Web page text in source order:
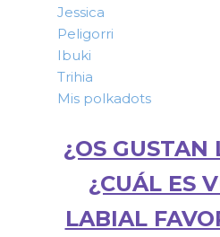
Jessica
Peligorri
Ibuki
Trihia
Mis polkadots
¿OS GUSTAN
¿CUÁL ES
LABIAL